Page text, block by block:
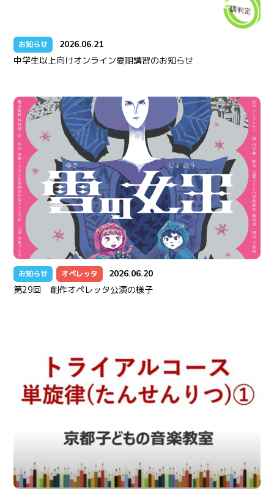
お知らせ 2026.06.21
中学生以上向けオンライン夏期講習のお知らせ
お知らせ オペレッタ 2026.06.20
第29回 創作オペレッタ公演の様子